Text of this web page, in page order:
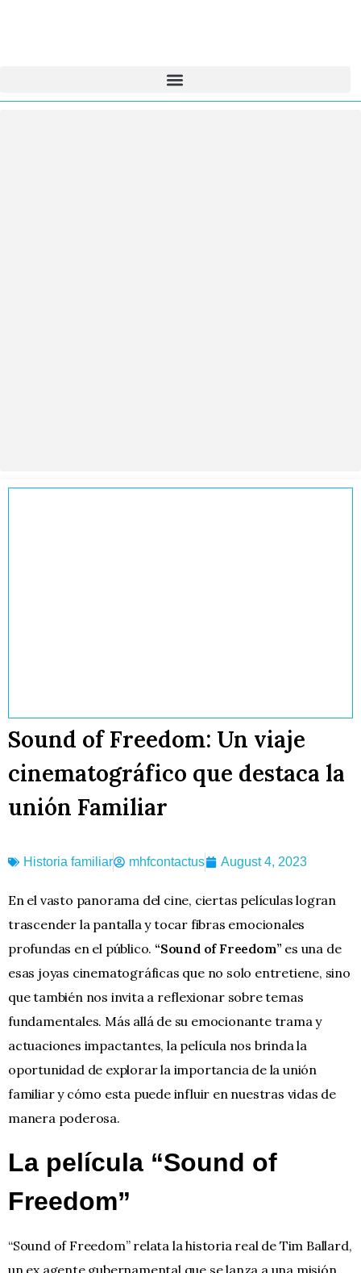
Sound of Freedom: Un viaje
cinematográfico que destaca la
unión Familiar
Historia familiar mhfcontactus August 4, 2023
En el vasto panorama del cine, ciertas películas logran
trascender la pantalla y tocar fibras emocionales
profundas en el público. “Sound of Freedom” es una de
esas joyas cinematográficas que no solo entretiene, sino
que también nos invita a reflexionar sobre temas
fundamentales. Más allá de su emocionante trama y
actuaciones impactantes, la película nos brinda la
oportunidad de explorar la importancia de la unión
familiar y cómo esta puede influir en nuestras vidas de
manera poderosa.
La película “Sound of
Freedom”
“Sound of Freedom” relata la historia real de Tim Ballard,